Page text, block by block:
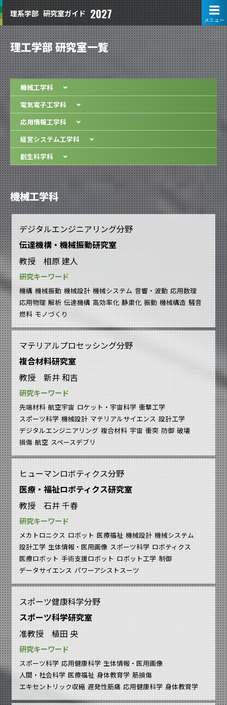
理系学部 研究室ガイド 2027
理工学部 研究室一覧
機械工学科
電気電子工学科
応用情報工学科
経営システム工学科
創生科学科
機械工学科
デジタルエンジニアリング分野
伝達機構・機械振動研究室
教授 相原 建人
研究キーワード
機構 機械振動 機械設計 機械システム 音響・波動 応用数理
応用物理 解析 伝達機構 高効率化 静粛化 振動 機械構造 騒音
燃料 モノづくり
マテリアルプロセッシング分野
複合材料研究室
教授 新井 和吉
研究キーワード
先端材料 航空宇宙 ロケット・宇宙科学 衝撃工学
スポーツ科学 機械設計 マテリアルサイエンス 設計工学
デジタルエンジニアリング 複合材料 宇宙 衝突 防御 破壊
損傷 航空 スペースデブリ
ヒューマンロボティクス分野
医療・福祉ロボティクス研究室
教授 石井 千春
研究キーワード
メカトロニクス ロボット 医療福祉 機械設計 機械システム
設計工学 生体情報・医用画像 スポーツ科学 ロボティクス
医療ロボット 手術支援ロボット ロボット工学 制御
データサイエンス パワーアシストスーツ
スポーツ健康科学分野
スポーツ科学研究室
准教授 植田 央
研究キーワード
スポーツ科学 応用健康科学 生体情報・医用画像
人間・社会科学 医療福祉 身体教育学 筋損傷
エキセントリック収縮 遅発性筋痛 応用健康科学 身体教育学
メニュー